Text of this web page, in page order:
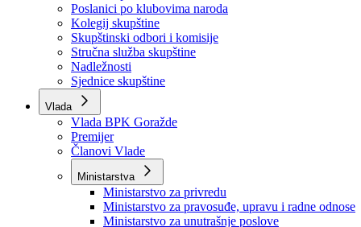
Skupština BPK Goražde
Rukovodstvo
Poslanici po strankama
Poslanici po klubovima naroda
Kolegij skupštine
Skupštinski odbori i komisije
Stručna služba skupštine
Nadležnosti
Sjednice skupštine
Vlada
Vlada BPK Goražde
Premijer
Članovi Vlade
Ministarstva